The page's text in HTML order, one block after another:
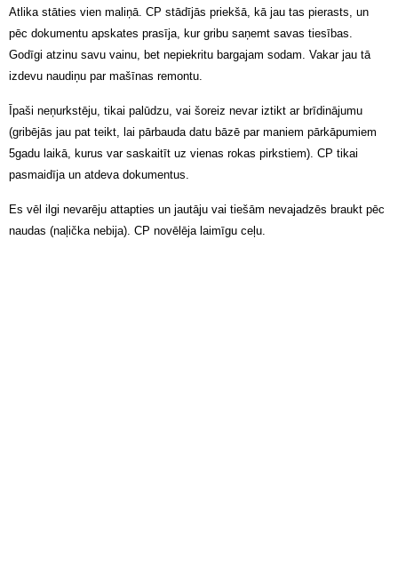
Atlika stāties vien maliņā. CP stādījās priekšā, kā jau tas pierasts, un
pēc dokumentu apskates prasīja, kur gribu saņemt savas tiesības.
Godīgi atzinu savu vainu, bet nepiekritu bargajam sodam. Vakar jau tā
izdevu naudiņu par mašīnas remontu.
Īpaši neņurkstēju, tikai palūdzu, vai šoreiz nevar iztikt ar brīdinājumu
(gribējās jau pat teikt, lai pārbauda datu bāzē par maniem pārkāpumiem
5gadu laikā, kurus var saskaitīt uz vienas rokas pirkstiem). CP tikai
pasmaidīja un atdeva dokumentus.
Es vēl ilgi nevarēju attapties un jautāju vai tiešām nevajadzēs braukt pēc
naudas (naļička nebija). CP novēlēja laimīgu ceļu.